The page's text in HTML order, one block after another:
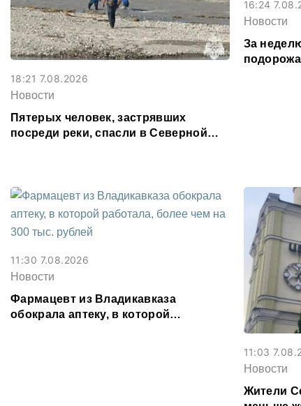
18:21 7.08.2026
Новости
Пятерых человек, застрявших
посреди реки, спасли в Северной
16:24
Новости
За
11:30 7.08.2026
Новости
Фармацевт из Владикавказа
обокрала аптеку, в которой
11:03
Новости
Жители